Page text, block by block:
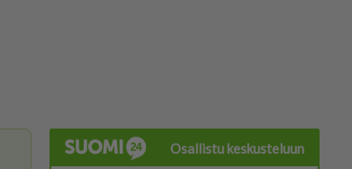
Osallistu keskusteluun